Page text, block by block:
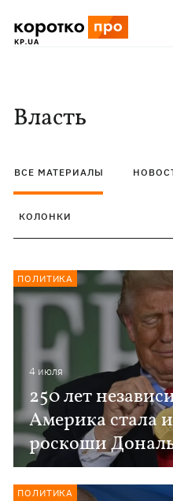
Власть
ВСЕ МАТЕРИАЛЫ
КОЛОНКИ
4 июля
250 лет
Америка стала
роскоши
ПОЛИТИКА
ПОЛИТИКА